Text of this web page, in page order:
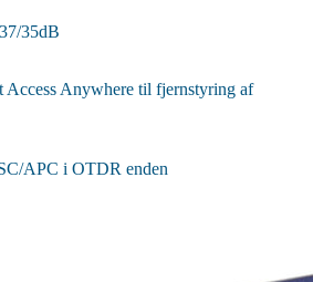
35dB
Anywhere til fjernstyring af
APC i OTDR enden